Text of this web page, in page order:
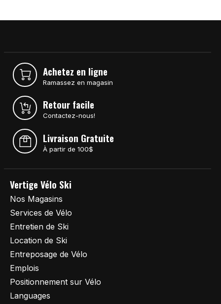
Achetez en ligne
Ramassez en magasin
Retour facile
Contactez-nous!
Livraison Gratuite
À partir de 100$
Vertige Vélo Ski
Nos Magasins
Services de Vélo
Entretien de Ski
Location de Ski
Entreposage de Vélo
Emplois
Positionnement sur Vélo
Languages